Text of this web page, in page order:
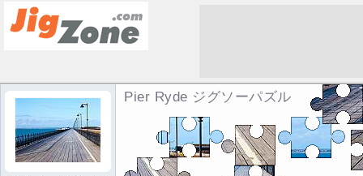
Pier Ryde ジグソーパズル